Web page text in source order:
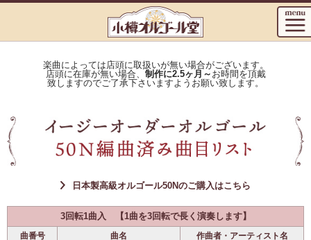
楽曲によっては店頭に取扱いが無い場合がございます。
店頭に在庫が無い場合、 制作に2.5ヶ月～ お時間を頂戴
致しますのでご了承下さいますようお願い致します。
日本製高級オルゴール50Nのご購入はこちら
3回転1曲入 【1曲を3回転で長く演奏します】
曲番号 曲名
作曲者・アーティスト名